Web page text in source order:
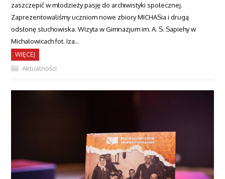
zaszczepić w młodzieży pasję do archiwistyki społecznej.
Zaprezentowaliśmy uczniom nowe zbiory MICHASia i drugą
odsłonę słuchowiska. Wizyta w Gimnazjum im. A. S. Sapiehy w
Michałowicach fot. Iza…
WIĘCEJ
Aktualności